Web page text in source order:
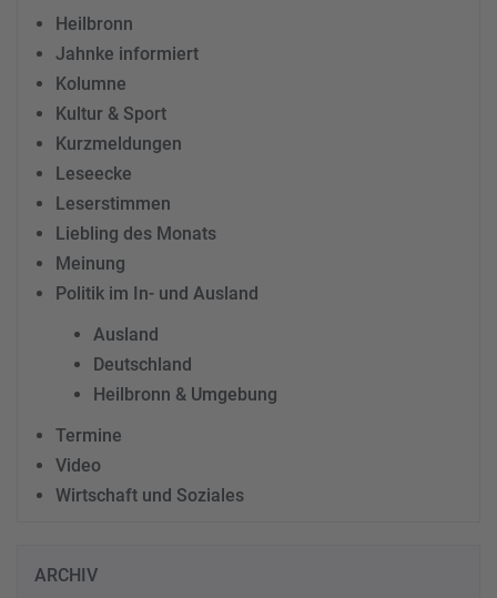
Heilbronn
Jahnke informiert
Kolumne
Kultur & Sport
Kurzmeldungen
Leseecke
Leserstimmen
Liebling des Monats
Meinung
Politik im In- und Ausland
Ausland
Deutschland
Heilbronn & Umgebung
Termine
Video
Wirtschaft und Soziales
ARCHIV